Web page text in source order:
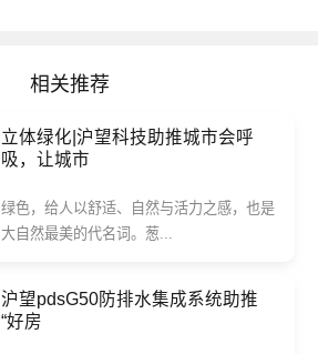
相关推荐
立体绿化|沪望科技助推城市会呼
吸，让城市
绿色，给人以舒适、自然与活力之感，也是
大自然最美的代名词。葱...
沪望pdsG50防排水集成系统助推
“好房